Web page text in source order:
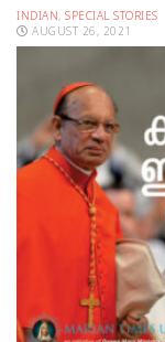
INDIAN, SPECIAL STORIES
AUGUST 26, 2021